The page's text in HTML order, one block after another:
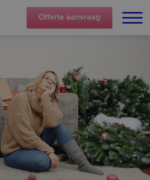
Offerte aanvraag